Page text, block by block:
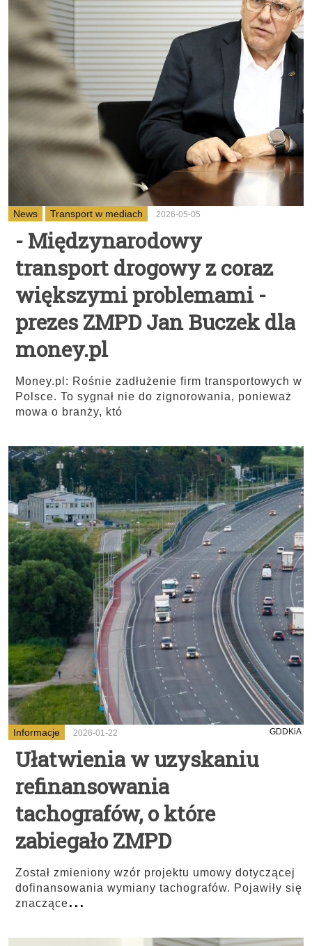
News Transport w mediach 2026-05-05
- Międzynarodowy
transport drogowy z coraz
większymi problemami -
prezes ZMPD Jan Buczek dla
money.pl
Money.pl: Rośnie zadłużenie firm transportowych w
Polsce. To sygnał nie do zignorowania, ponieważ
mowa o branży, któ
Informacje 2026-01-22 GDDKiA
Ułatwienia w uzyskaniu
refinansowania
tachografów, o które
zabiegało ZMPD
Został zmieniony wzór projektu umowy dotyczącej
dofinansowania wymiany tachografów. Pojawiły się
znaczące...